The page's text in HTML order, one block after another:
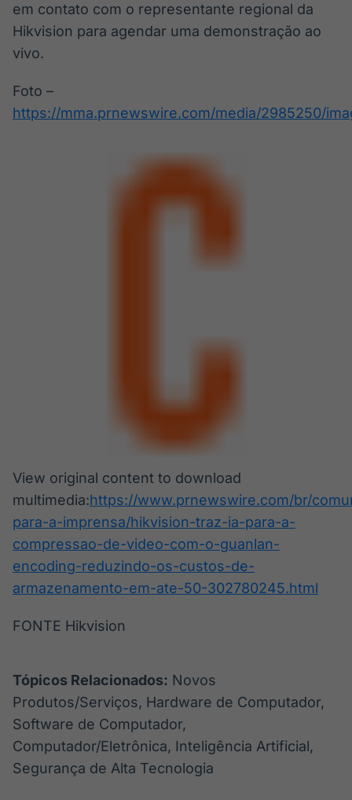
em contato com o representante regional da
Hikvision para agendar uma demonstração ao
vivo.
Foto –
https://mma.prnewswire.com/media/2985250/
View original content to download
multimedia:https://www.prnewswire.com/br/
para-a-imprensa/hikvision-traz-ia-para-a-
compressao-de-video-com-o-guanlan-
encoding-reduzindo-os-custos-de-
armazenamento-em-ate-50-302780245.html
FONTE Hikvision
Tópicos Relacionados: Novos
Produtos/Serviços, Hardware de Computador,
Software de Computador,
Computador/Eletrônica, Inteligência Artificial,
Segurança de Alta Tecnologia